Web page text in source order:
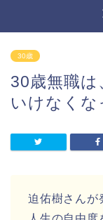
30歳
30歳無職は
いけなくな
迫佑樹さんが